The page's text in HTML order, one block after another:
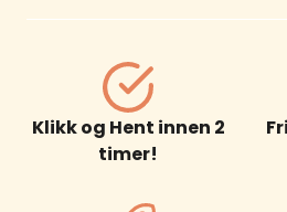
Klikk og Hent innen 2
timer!